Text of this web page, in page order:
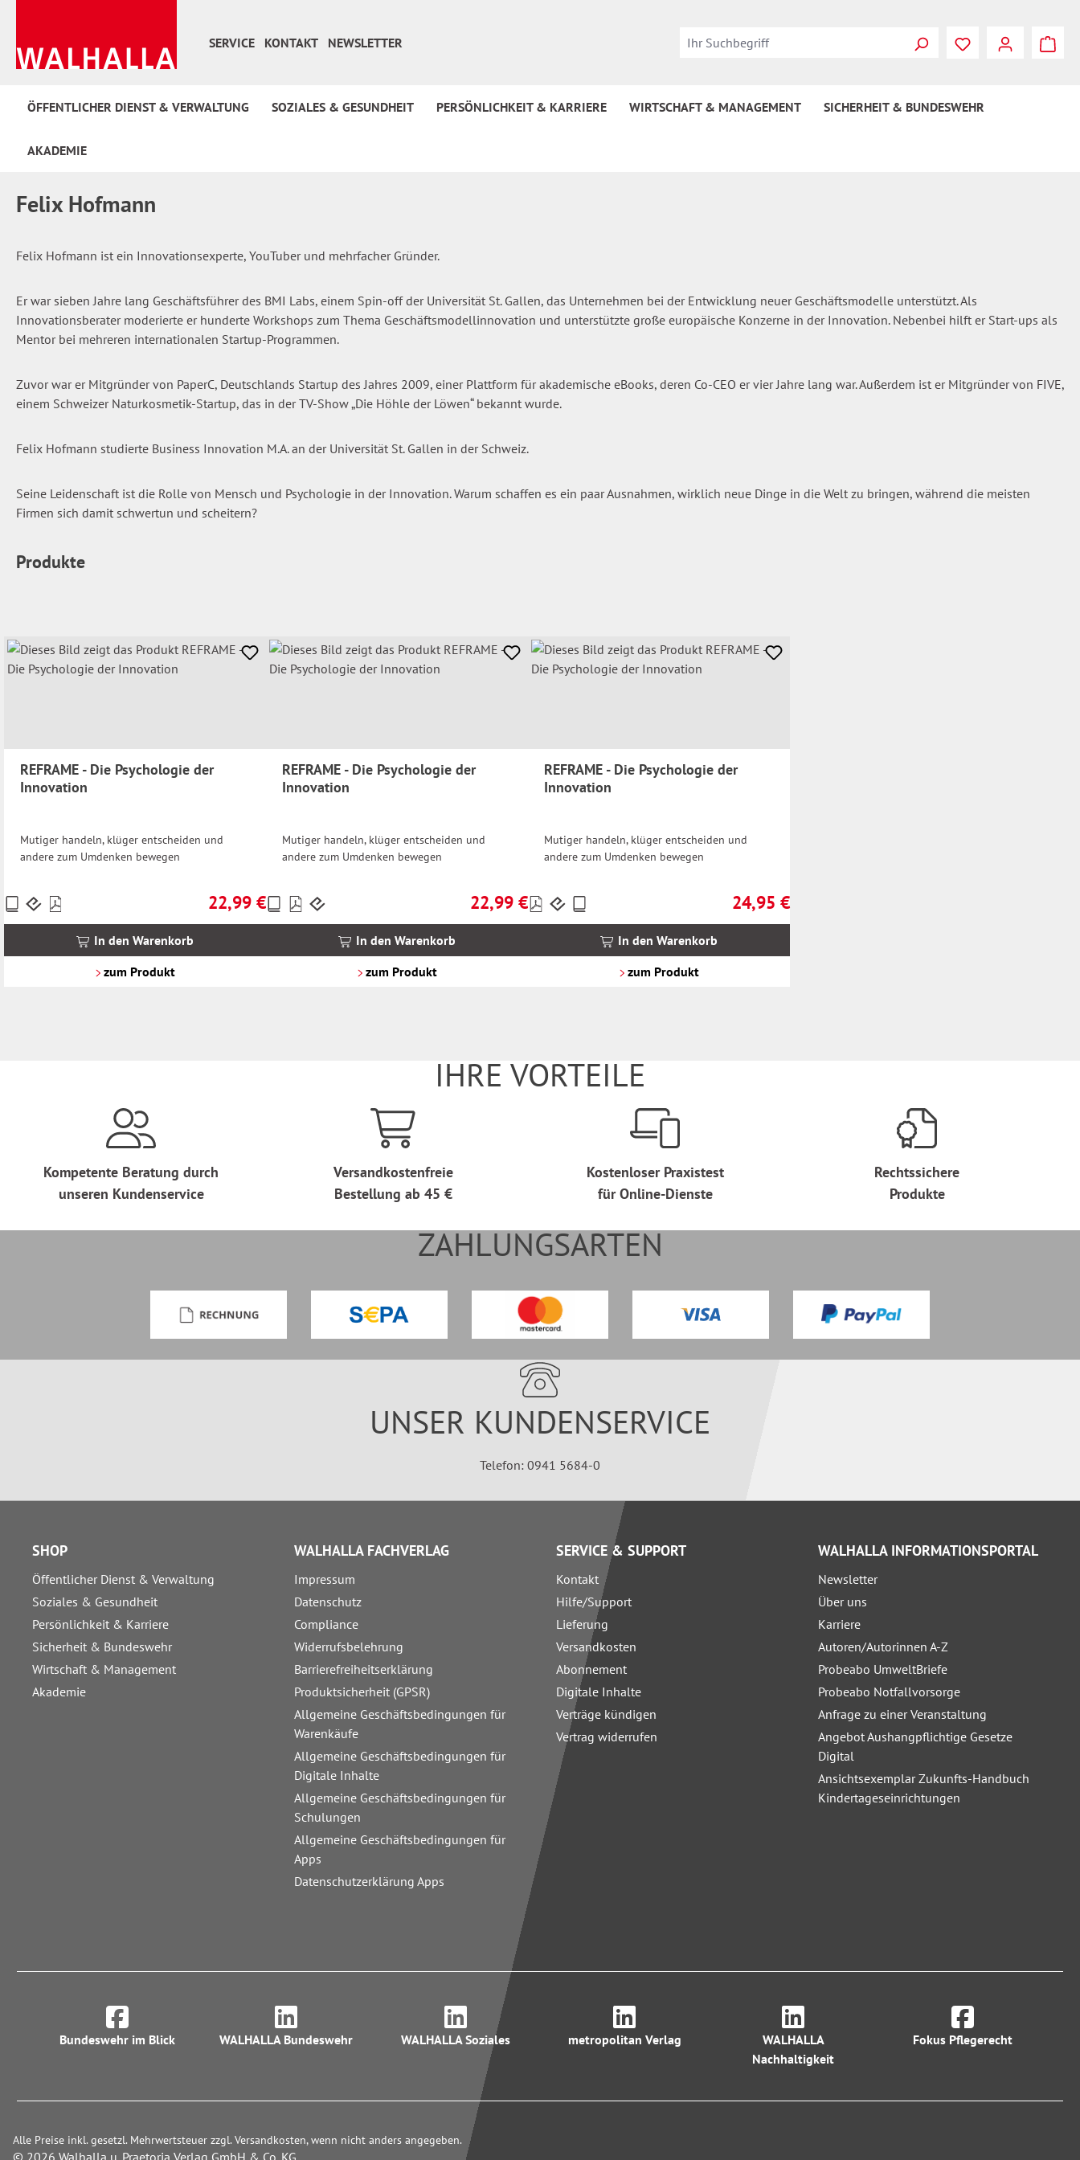
SERVICE
KONTAKT NEWSLETTER Du hast 0
ÖFFENTLICHER DIENST & VERWALTUNG SOZIALES & GESUNDHEIT PERSÖNLICHKEIT & KARRIERE WIRTSCHAFT & MANAGEMENT SICHERHEIT & BUNDESWEHR
AKADEMIE
Felix Hofmann
Felix Hofmann ist ein Innovationsexperte, YouTuber und mehrfacher Gründer.
Er war sieben Jahre lang Geschäftsführer des BMI Labs, einem Spin-off der Universität St. Gallen, das Unternehmen bei der Entwicklung neuer Geschäftsmodelle unterstützt. Als
Innovationsberater moderierte er hunderte Workshops zum Thema Geschäftsmodellinnovation und unterstützte große europäische Konzerne in der Innovation. Nebenbei hilft er Start-ups als
Mentor bei mehreren internationalen Startup-Programmen.
Zuvor war er Mitgründer von PaperC, Deutschlands Startup des Jahres 2009, einer Plattform für akademische eBooks, deren Co-CEO er vier Jahre lang war. Außerdem ist er Mitgründer von FIVE,
einem Schweizer Naturkosmetik-Startup, das in der TV-Show „Die Höhle der Löwen“ bekannt wurde.
Felix Hofmann studierte Business Innovation M.A. an der Universität St. Gallen in der Schweiz.
Seine Leidenschaft ist die Rolle von Mensch und Psychologie in der Innovation. Warum schaffen es ein paar Ausnahmen, wirklich neue Dinge in die Welt zu bringen, während die meisten
Firmen sich damit schwertun und scheitern?
Produkte
REFRAME - Die Psychologie der
Innovation
Mutiger handeln, klüger entscheiden und
andere zum Umdenken bewegen
Regulärer Preis:
22,99 €
Preise
inkl.
In den Warenkorb
zum Produkt
REFRAME - Die Psychologie der
Innovation
Mutiger handeln, klüger entscheiden und
andere zum Umdenken bewegen
Regulärer Preis:
22,99 €
Preise
inkl.
In den Warenkorb
zum Produkt
REFRAME - Die Psychologie der
Innovation
Mutiger handeln, klüger entscheiden und
andere zum Umdenken bewegen
Regulärer Preis:
24,95 €
Preise
inkl.
In den Warenkorb
zum Produkt
IHRE VORTEILE
Kompetente Beratung durch
unseren Kundenservice
Versandkostenfreie
Bestellung ab 45 €
Kostenloser Praxistest
für Online-Dienste
Rechtssichere
Produkte
ZAHLUNGSARTEN
UNSER KUNDENSERVICE
Telefon: 0941 5684-0
SHOP
Öffentlicher Dienst & Verwaltung
Soziales & Gesundheit
Persönlichkeit & Karriere
Sicherheit & Bundeswehr
Wirtschaft & Management
Akademie
WALHALLA FACHVERLAG
Impressum
Datenschutz
Compliance
Widerrufsbelehrung
Barrierefreiheitserklärung
Produktsicherheit (GPSR)
Allgemeine Geschäftsbedingungen für
Warenkäufe
Allgemeine Geschäftsbedingungen für
Digitale Inhalte
Allgemeine Geschäftsbedingungen für
Schulungen
Allgemeine Geschäftsbedingungen für
Apps
Datenschutzerklärung Apps
SERVICE & SUPPORT
Kontakt
Hilfe/Support
Lieferung
Versandkosten
Abonnement
Digitale Inhalte
Verträge kündigen
Vertrag widerrufen
WALHALLA INFORMATIONSPORTAL
Newsletter
Über uns
Karriere
Autoren/Autorinnen A-Z
Probeabo UmweltBriefe
Probeabo Notfallvorsorge
Anfrage zu einer Veranstaltung
Angebot Aushangpflichtige Gesetze
Digital
Ansichtsexemplar Zukunfts-Handbuch
Kindertageseinrichtungen
Bundeswehr im Blick WALHALLA Bundeswehr WALHALLA Soziales metropolitan Verlag
WALHALLA
Nachhaltigkeit
Fokus Pflegerecht
Alle Preise inkl. gesetzl. Mehrwertsteuer zzgl. Versandkosten, wenn nicht anders angegeben.
© 2026 Walhalla u. Praetoria Verlag GmbH & Co. KG